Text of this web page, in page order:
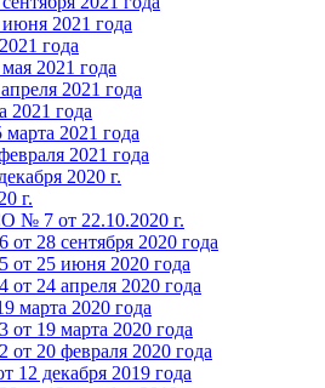
2021 года
года
2021 года
2021 года
2021 года
2021 года
2021 года
2020 г.
г.
№ 7 от 22.10.2020 г.
28 сентября 2020 года
25 июня 2020 года
24 апреля 2020 года
марта 2020 года
19 марта 2020 года
20 февраля 2020 года
декабря 2019 года